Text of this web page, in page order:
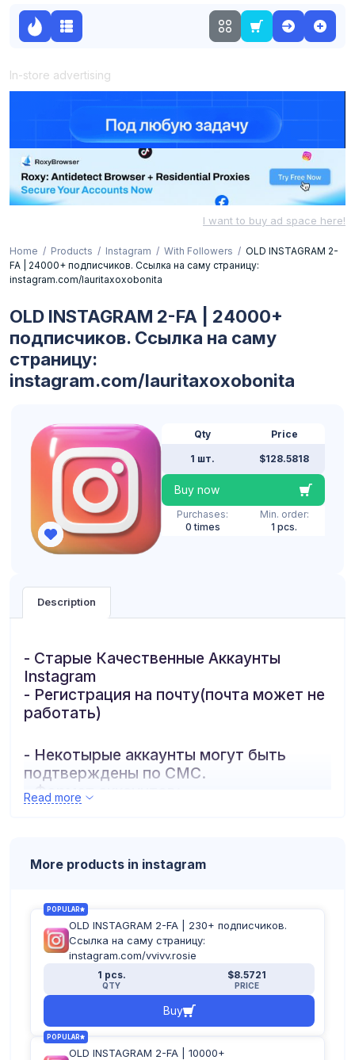
In-store advertising
I want to buy ad space here!
Home Products Instagram With Followers
OLD INSTAGRAM 2-
FA | 24000+ подписчиков. Ссылка на саму страницу:
instagram.com/lauritaxoxobonita
OLD INSTAGRAM 2-FA | 24000+
подписчиков. Ссылка на саму
страницу:
instagram.com/lauritaxoxobonita
Qty
1 шт.
Price
$128.5818
Buy now
Purchases:
0 times
Min. order:
1 pcs.
Description
- Старые Качественные Аккаунты
Instagram
- Регистрация на почту(почта может не
работать)
- Некотырые аккаунты могут быть
подтверждены по СМС.
- Формат аккаунтов:
логин:пароль:почта:пароль_почты:2fa
Read more
More products in instagram
POPULAR
OLD INSTAGRAM 2-FA | 230+ подписчиков.
Ссылка на саму страницу:
instagram.com/vvivv.rosie
1 pcs.
QTY
$8.5721
PRICE
Buy
POPULAR
OLD INSTAGRAM 2-FA | 10000+